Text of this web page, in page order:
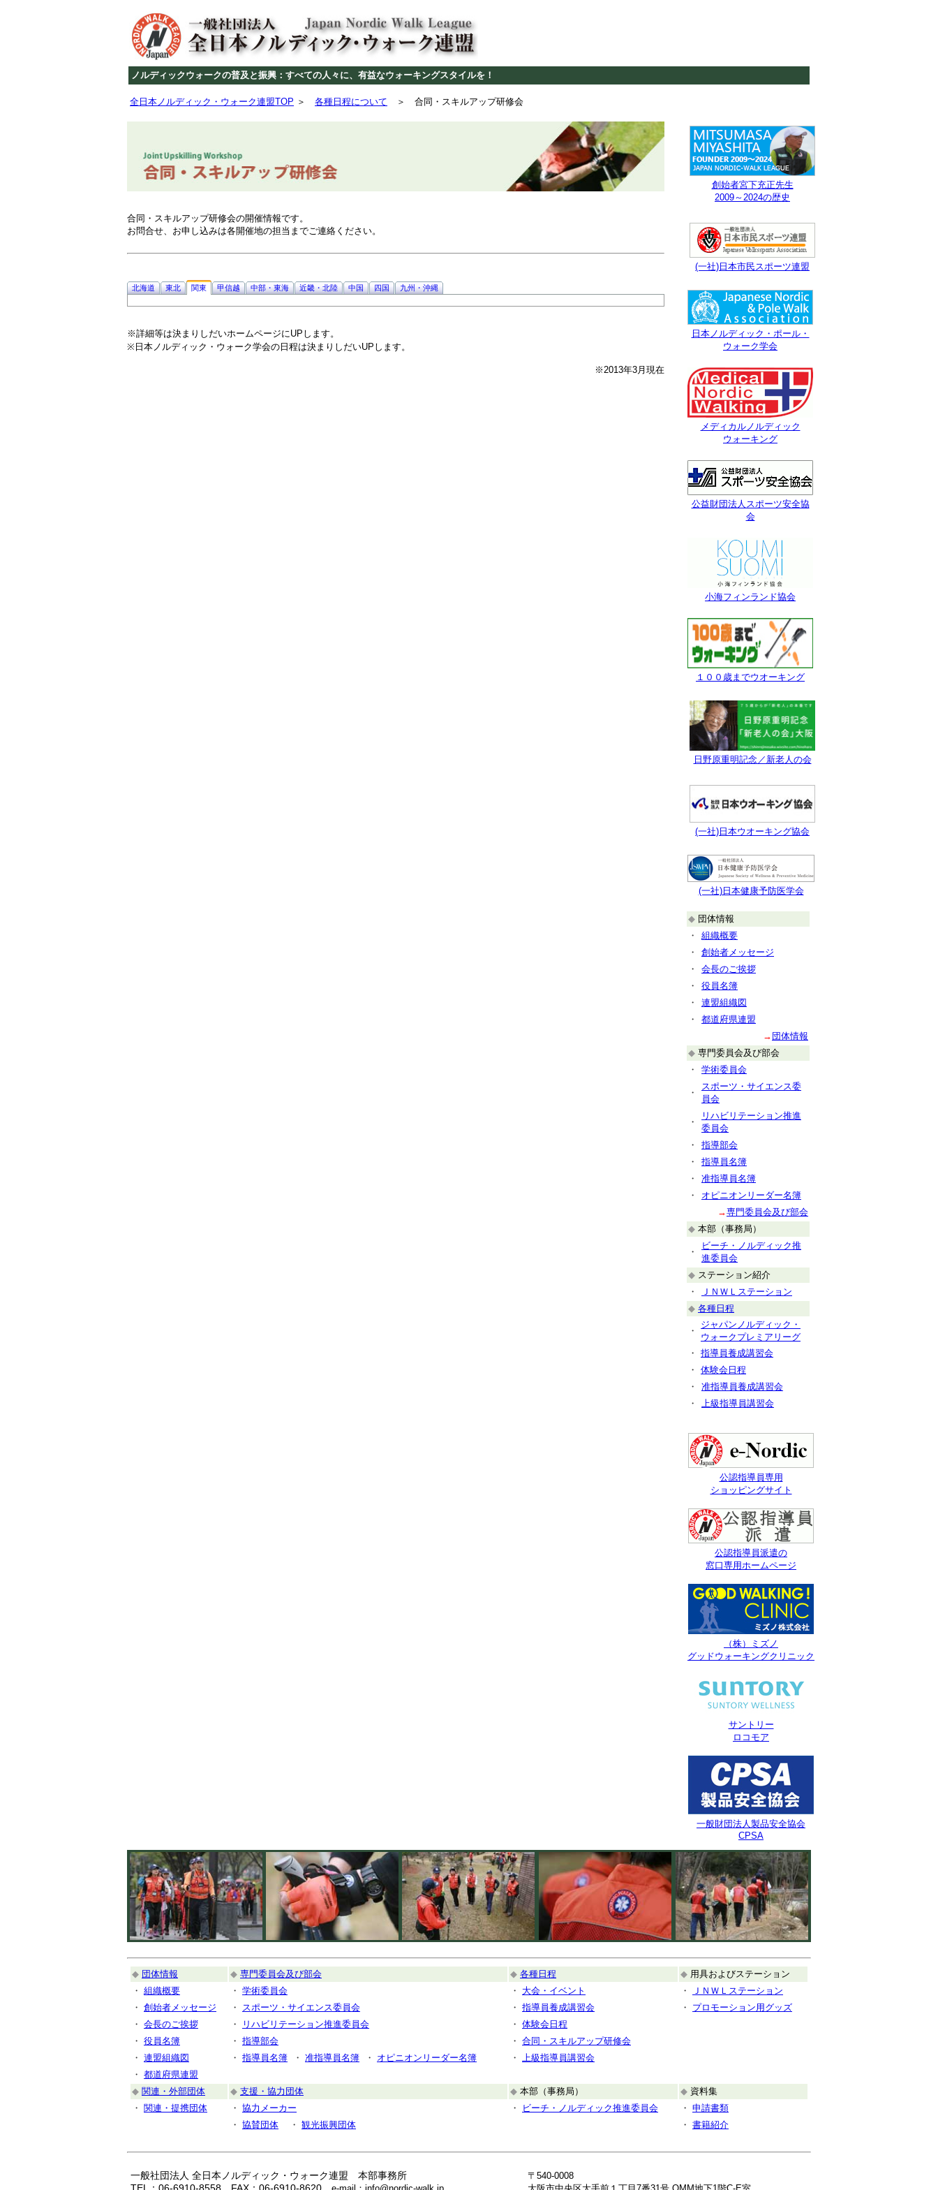
ノルディックウォークの普及と振興：すべての人々に、有益なウォーキングスタイルを！
全日本ノルディック・ウォーク連盟TOP ＞ 各種日程について ＞ 合同・スキルアップ研修会
合同・スキルアップ研修会の開催情報です。
お問合せ、お申し込みは各開催地の担当までご連絡ください。
北海道 東北 関東 甲信越 中部・東海 近畿・北陸 中国 四国 九州・沖縄
※詳細等は決まりしだいホームページにUPします。
※日本ノルディック・ウォーク学会の日程は決まりしだいUPします。
※2013年3月現在
創始者宮下充正先生
2009～2024の歴史
(一社)日本市民スポーツ連盟
日本ノルディック・ポール・
ウォーク学会
メディカルノルディック
ウォーキング
公益財団法人スポーツ安全協
会
小海フィンランド協会
１００歳までウオーキング
日野原重明記念／新老人の会
(一社)日本ウオーキング協会
(一社)日本健康予防医学会
◆ 団体情報
・
組織概要
・
創始者メッセージ
・
会長のご挨拶
・
役員名簿
・
連盟組織図
・
都道府県連盟
→ 団体情報
◆ 専門委員会及び部会
・
学術委員会
・
スポーツ・サイエンス委
員会
・
リハビリテーション推進
委員会
・
指導部会
・
指導員名簿
・
准指導員名簿
・
オピニオンリーダー名簿
→専門委員会及び部会
◆ 本部（事務局）
・
ビーチ・ノルディック推
進委員会
◆ ステーション紹介
・
ＪＮＷＬステーション
◆ 各種日程
・
ジャパンノルディック・
ウォークプレミアリーグ
・
指導員養成講習会
・
体験会日程
・
准指導員養成講習会
・
上級指導員講習会
公認指導員専用
ショッピングサイト
公認指導員派遣の
窓口専用ホームページ
（株）ミズノ
グッドウォーキングクリニック
サントリー
ロコモア
一般財団法人製品安全協会
CPSA
◆ 団体情報 ◆ 専門委員会及び部会 ◆ 各種日程 ◆ 用具およびステーション
・ 組織概要 ・ 学術委員会 ・ 大会・イベント ・
ＪＮＷＬステーション
・ 創始者メッセージ ・ スポーツ・サイエンス委員会 ・ 指導員養成講習会 ・
プロモーション用グッズ
・ 会長のご挨拶 ・ リハビリテーション推進委員会 ・ 体験会日程
・ 役員名簿 ・ 指導部会 ・ 合同・スキルアップ研修会
・ 連盟組織図 ・ 指導員名簿 ・ 准指導員名簿 ・ オピニオンリーダー名簿 ・ 上級指導員講習会
・ 都道府県連盟
◆ 関連・外部団体 ◆ 支援・協力団体 ◆ 本部（事務局） ◆ 資料集
・
関連・提携団体 ・ 協力メーカー ・ ビーチ・ノルディック推進委員会 ・ 申請書類
・ 協賛団体 ・ 観光振興団体 ・ 書籍紹介
一般社団法人 全日本ノルディック・ウォーク連盟 本部事務所
〒540-0008